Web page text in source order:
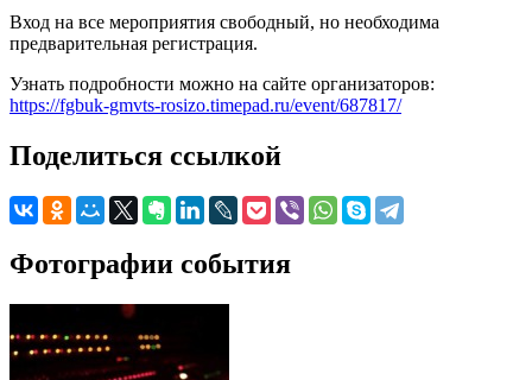
Вход на все мероприятия свободный, но необходима
предварительная регистрация.
Узнать подробности можно на сайте организаторов:
https://fgbuk-gmvts-rosizo.timepad.ru/event/687817/
Поделиться ссылкой
Фотографии события